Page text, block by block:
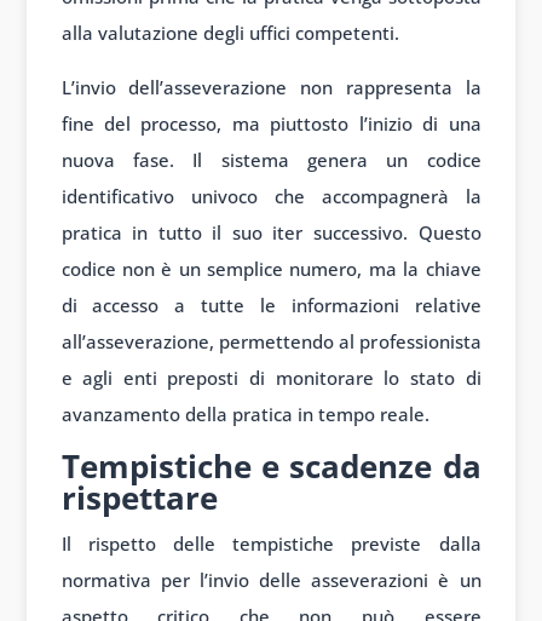
alla valutazione degli uffici competenti.
L’invio dell’asseverazione non rappresenta la
fine del processo, ma piuttosto l’inizio di una
nuova fase. Il sistema genera un codice
identificativo univoco che accompagnerà la
pratica in tutto il suo iter successivo. Questo
codice non è un semplice numero, ma la chiave
di accesso a tutte le informazioni relative
all’asseverazione, permettendo al professionista
e agli enti preposti di monitorare lo stato di
avanzamento della pratica in tempo reale.
Tempistiche e scadenze da
rispettare
Il rispetto delle tempistiche previste dalla
normativa per l’invio delle asseverazioni è un